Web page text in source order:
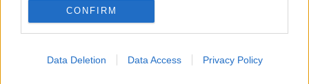
CONFIRM
Data Deletion Data Access Privacy Policy